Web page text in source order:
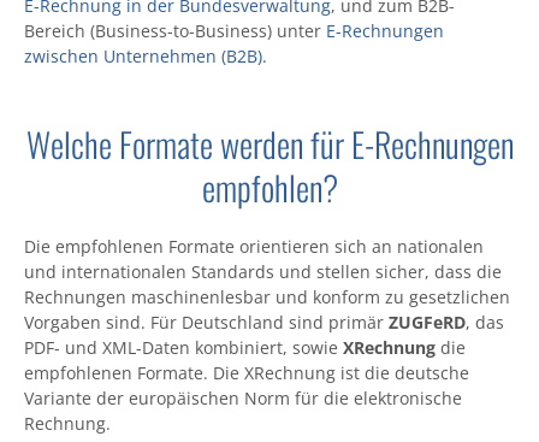
E-Rechnung in der Bundesverwaltung, und zum B2B-
Bereich (Business-to-Business) unter E-Rechnungen
zwischen Unternehmen (B2B).
Welche Formate werden für E-Rechnungen
empfohlen?
Die empfohlenen Formate orientieren sich an nationalen
und internationalen Standards und stellen sicher, dass die
Rechnungen maschinenlesbar und konform zu gesetzlichen
Vorgaben sind. Für Deutschland sind primär ZUGFeRD, das
PDF- und XML-Daten kombiniert, sowie XRechnung die
empfohlenen Formate. Die XRechnung ist die deutsche
Variante der europäischen Norm für die elektronische
Rechnung.